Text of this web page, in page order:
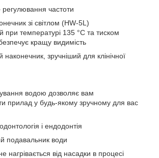
частоти
зі світлом (HW-5L)
при температурі 135 °C та тиском
кращу видимість
зручніший для клінічної
водою дозволяє вам
прилад у будь-якому зручному для вас
і ендодонтія
подавальник води
нагрівається від насадки в процесі